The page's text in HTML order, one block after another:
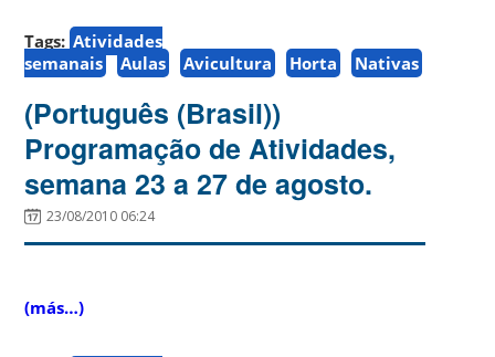
Tags: Atividades
semanais
Aulas Avicultura Horta Nativas
(Português (Brasil))
Programação de Atividades,
semana 23 a 27 de agosto.
23/08/2010 06:24
(más…)